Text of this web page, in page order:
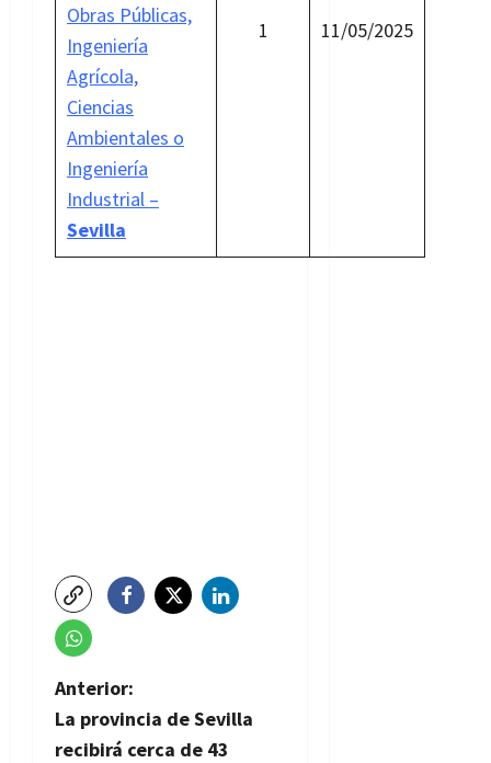
Obras Públicas,
Ingeniería
Agrícola,
Ciencias
Ambientales o
Ingeniería
Industrial –
Sevilla
1 11/05/2025
N
a
Anterior:
La provincia de Sevilla
recibirá cerca de 43